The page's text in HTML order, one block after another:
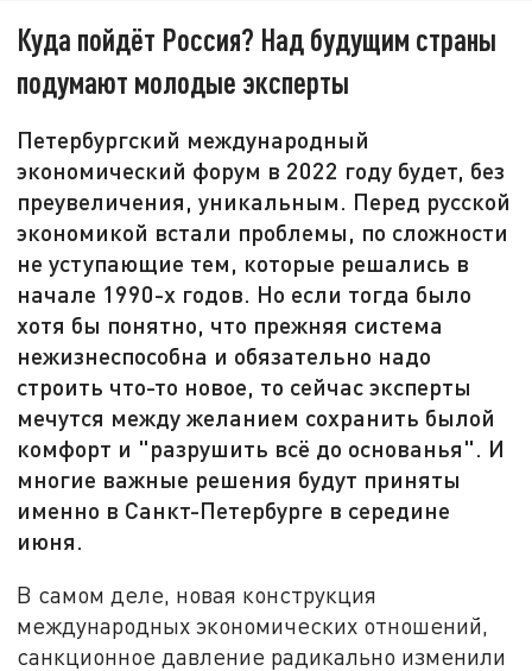
Куда пойдёт Россия? Над будущим страны
подумают молодые эксперты
Петербургский международный
экономический форум в 2022 году будет, без
преувеличения, уникальным. Перед русской
экономикой встали проблемы, по сложности
не уступающие тем, которые решались в
начале 1990-х годов. Но если тогда было
хотя бы понятно, что прежняя система
нежизнеспособна и обязательно надо
строить что-то новое, то сейчас эксперты
мечутся между желанием сохранить былой
комфорт и "разрушить всё до основанья". И
многие важные решения будут приняты
именно в Санкт-Петербурге в середине
июня.
В самом деле, новая конструкция
международных экономических отношений,
санкционное давление радикально изменили